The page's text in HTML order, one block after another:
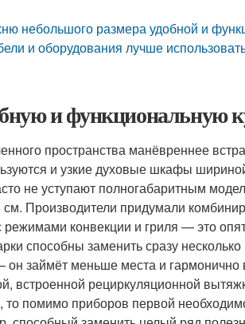
небольшого размера удобной и
и оборудования лучше
и функциональную
пространства манёвреннее
и узкие духовые шкафы
не уступают полногабаритным
Производители придумали
конвекции и гриля — это
способны заменить сразу
он займёт меньше места и
встроенной рециркуляционной
то помимо приборов первой